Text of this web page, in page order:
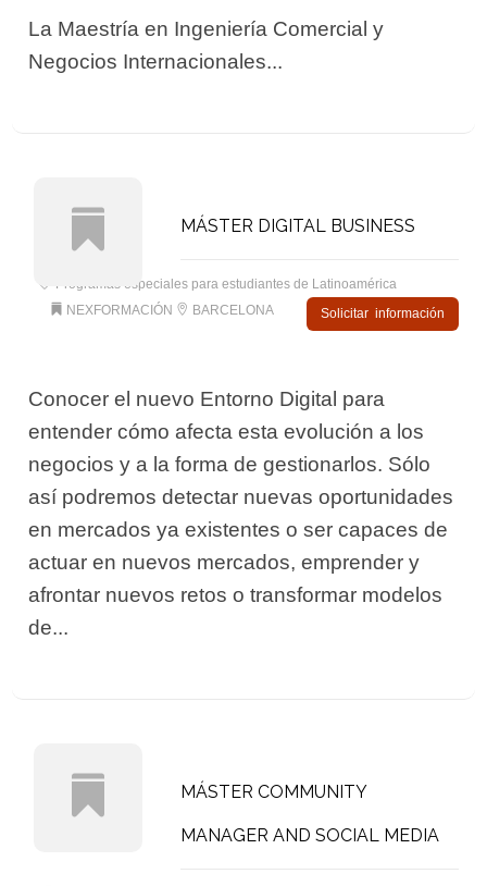
La Maestría en Ingeniería Comercial y
Negocios Internacionales...
MÁSTER DIGITAL BUSINESS
Programas especiales para estudiantes de Latinoamérica
NEXFORMACIÓN
BARCELONA Solicitar información
Conocer el nuevo Entorno Digital para
entender cómo afecta esta evolución a los
negocios y a la forma de gestionarlos. Sólo
así podremos detectar nuevas oportunidades
en mercados ya existentes o ser capaces de
actuar en nuevos mercados, emprender y
afrontar nuevos retos o transformar modelos
de...
MÁSTER COMMUNITY
MANAGER AND SOCIAL MEDIA